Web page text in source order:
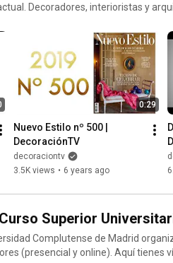
Decoradores, interioristas y
0:29
Nuevo Estilo nº 500 |
DecoraciónTV
decoraciontv
3.5K views • 6 years ago
Superior
Complutense de Madrid
(presencial y online). Aquí tienes